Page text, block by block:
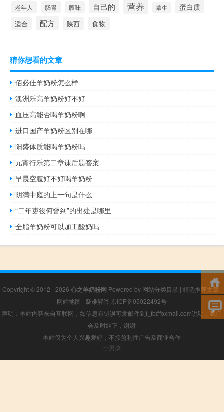
老年人 肠胃 膻味 自己的 营养 蒙牛 蛋白质
适合 配方 陕西 食物
猜你想看的文章
佰必佳羊奶粉怎么样
澳洲乐高羊奶粉好不好
血压高能否喝羊奶粉啊
进口国产羊奶粉区别在哪
阳盛体质能喝羊奶粉吗
元宵行乐第二章课后题答案
早晨空腹好不好喝羊奶粉
阴满中庭的上一句是什么
“二年吏役何曾到”的出处是哪里
全脂羊奶粉可以加工酸奶吗
Copyright © 2012 - 2026 心之羊奶粉网 Powered by 网站分类目录 | 精选推荐文章|
网站地图 | 疑难解答 京ICP备05022492号
声明：本站内容来自互联网，如信息有错误可发邮件到f_fb#foxmail.com说明，我们
会及时纠正，谢谢
本站仅为个人兴趣爱好，不接盈利性广告及商业合作
小男孩